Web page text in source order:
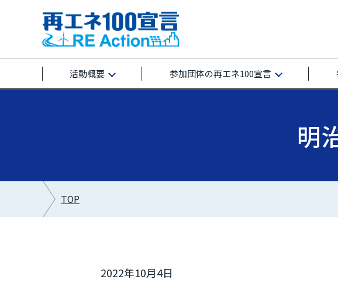
活動概要 参加団体の再エネ100宣言
明
TOP
2022年10月4日